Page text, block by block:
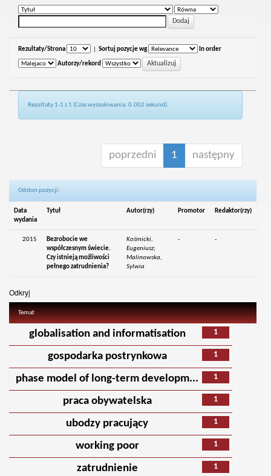
Rezultaty/Strona Sortuj pozycje wg In order
Autorzy/rekord
Rezultaty 1-1 z 1 (Czas wyszukiwania: 0.002 sekund).
poprzedni 1 następny
Odsłon pozycji:
Data
wydania
Tytuł Autor(rzy) Promotor Redaktor(rzy)
2015
Bezrobocie we
współczesnym świecie.
Czy istnieją możliwości
pełnego zatrudnienia?
Kośmicki,
Eugeniusz;
Malinowska,
Sylwia
- -
Odkryj
Temat
1
globalisation and informatisation
1
gospodarka postrynkowa
1
phase model of long-term developm...
1
praca obywatelska
1
ubodzy pracujący
1
working poor
1
zatrudnienie